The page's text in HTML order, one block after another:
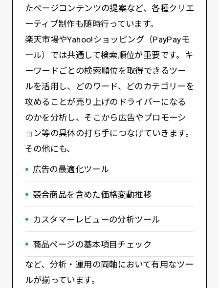
たページコンテンツの提案など、各種クリエ
ーティブ制作も随時行っています。
楽天市場やYahoo!ショッピング（PayPayモ
ール）では共通して検索順位が重要です。キ
ーワードごとの検索順位を取得できるツー
ルを活用し、どのワード、どのカテゴリーを
攻めることが売り上げのドライバーになる
のかを分析し、そこから広告やプロモーシ
ョン等の具体の打ち手につなげていきます。
その他にも、
広告の最適化ツール
競合商品を含めた価格変動推移
カスタマーレビューの分析ツール
商品ページの基本項目チェック
など、分析・運用の両軸において有用なツー
ルが揃っています。